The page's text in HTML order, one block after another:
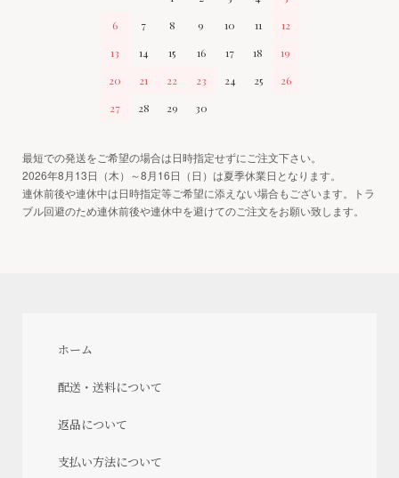
6
7 8 9 10 11
12
13
14 15 16 17 18
19
20
21 22 23 24 25
26
27
28 29 30
最短での発送をご希望の場合は日時指定せずにご注文下さい。
2026年8月13日（木）～8月16日（日）は夏季休業日となります。
連休前後や連休中は日時指定等ご希望に添えない場合もございます。トラ
ブル回避のため連休前後や連休中を避けてのご注文をお願い致します。
ホーム
配送・送料について
返品について
支払い方法について